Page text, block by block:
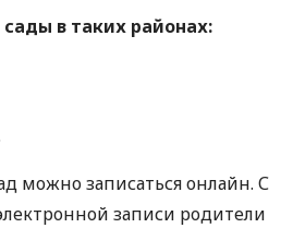
в таких районах:
можно записаться онлайн. С
записи родители